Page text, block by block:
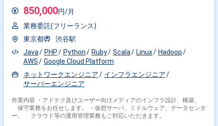
850,000円/月
業務委託(フリーランス)
東京都
渋谷駅
Java
PHP Python Ruby Scala Linux
Hadoop
AWS
Google Cloud Platform
ネットワークエンジニア
インフラエンジニア
サーバーエンジニア
作業内容 ・アドテク及びユーザー向けメディアのインフラ設計、構築、
保守業務をお任せします。 ・仮想サーバ、ミドルウェア、データセンタ
ー、 クラウド等の運用管理業務もご対応いただきます。